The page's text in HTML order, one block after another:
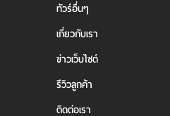
ทัวร์อื่นๆ
เกี่ยวกับเรา
ข่าวเว็บไซต์
รีวิวลูกค้า
ติดต่อเรา